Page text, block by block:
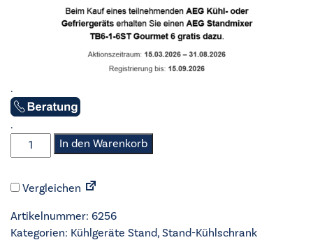
.
.
AEG
-
Kühl-
-
In den Warenkorb
Vergleichen
Artikelnummer: 6256
Kategorien: Kühlgeräte Stand, Stand-Kühlschrank